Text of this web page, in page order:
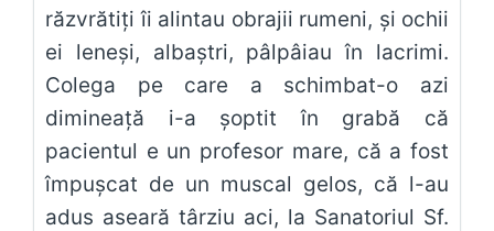
răzvrătiți îi alintau obrajii rumeni, și ochii
ei leneși, albaștri, pâlpâiau în lacrimi.
Colega pe care a schimbat-o azi
dimineață i-a șoptit în grabă că
pacientul e un profesor mare, că a fost
împușcat de un muscal gelos, că l-au
adus aseară târziu aci, la Sanatoriul Sf.